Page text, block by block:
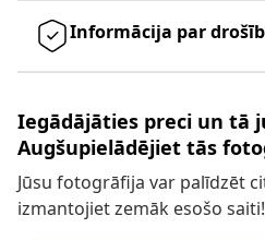
Informācija par
Iegādājāties preci un tā
Augšupielādējiet tās
Jūsu fotogrāfija var palīdzēt
izmantojiet zemāk esošo saiti!